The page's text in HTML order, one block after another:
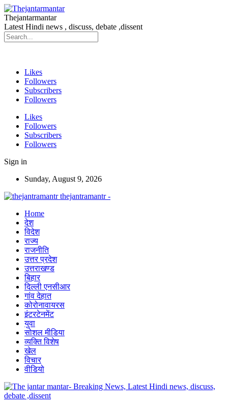
Thejantarmantar
Latest Hindi news , discuss, debate ,dissent
Likes
Followers
Subscribers
Followers
Likes
Followers
Subscribers
Followers
Sign in
Sunday, August 9, 2026
thejantramantr -
Home
देश
विदेश
राज्य
राजनीति
उत्तर प्रदेश
उत्तराखण्ड
बिहार
दिल्ली एनसीआर
गांव देहात
कोरोनावायरस
इंटरटेनमेंट
युवा
सोशल मीडिया
व्यक्ति विशेष
खेल
विचार
वीडियो